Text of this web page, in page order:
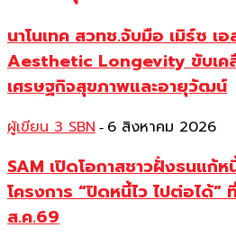
นาโนเทค สวทช.จับมือ เมิร์ซ เ
Aesthetic Longevity ขับเค
เศรษฐกิจสุขภาพและอายุวัฒน์
ผู้เขียน 3 SBN - 6 สิงหาคม 2026
SAM เปิดโอกาสชาวฝั่งธนแก้
โครงการ “ปิดหนี้ไว ไปต่อได้
ส.ค.69